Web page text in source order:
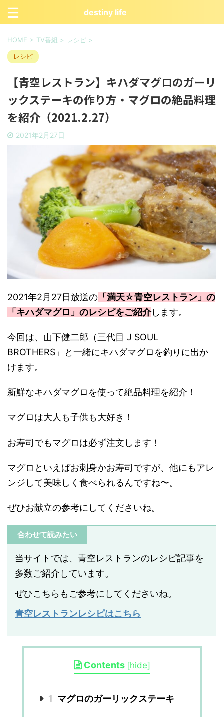
destiny life
HOME > TV番組 > レシピ >
レシピ
【青空レストラン】キハダマグロのガーリ
ックステーキの作り方・マグロの絶品料理
を紹介（2021.2.27）
2021年2月27日
2021年2月27日放送の 「満天☆青空レストラン」の
「キハダマグロ」のレシピをご紹介します。
今回は、山下健二郎（三代目 J SOUL
BROTHERS」と一緒にキハダマグロを釣りに出か
けます。
新鮮なキハダマグロを使って絶品料理を紹介！
マグロは大人も子供も大好き！
お寿司でもマグロは必ず注文します！
マグロといえばお刺身かお寿司ですが、他にもアレ
ンジして美味しく食べられるんですね〜。
ぜひお献立の参考にしてくださいね。
合わせて読みたい
当サイトでは、青空レストランのレシピ記事を
多数ご紹介しています。
ぜひこちらもご参考にしてくださいね。
青空レストランレシピはこちら
Contents [hide]
1 マグロのガーリックステーキ